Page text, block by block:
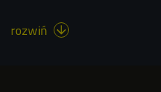
rozwiń 